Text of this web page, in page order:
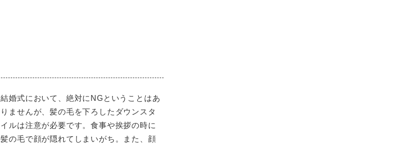
結婚式において、絶対にNGということはあ
りませんが、髪の毛を下ろしたダウンスタ
イルは注意が必要です。食事や挨拶の時に
髪の毛で顔が隠れてしまいがち。また、顔